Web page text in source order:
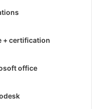
+ certification
office